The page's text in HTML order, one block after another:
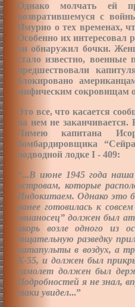
Однако молчать ей
возвратившемуся с
Имурио о тех временах,
Особенно их интересовал
он обнаружил бочки.
стало известно,
предшествовали
блокировано
мифическим сокровищам
Это все, что касается
на нем не
Лимею капитана
бомбардировщика
подводной лодке I - 409:
“...В июне 1945 года
островам, которые
Индокитаем. Однако это
ранее готовилась к
авианосец” должен был
якорь возле одного из
тщательную разведку
катапульты в воздух, а
К-55, и должен был
самолет должен был
Подробностей я не знал,
таки увидел...”